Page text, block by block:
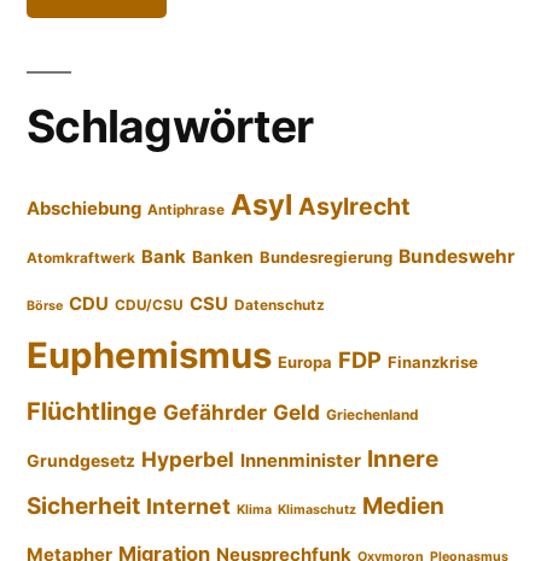
Schlagwörter
Abschiebung Antiphrase Asyl Asylrecht
Atomkraftwerk Bank Banken Bundesregierung Bundeswehr
Börse CDU CDU/CSU CSU Datenschutz
Euphemismus Europa FDP Finanzkrise
Flüchtlinge Gefährder Geld Griechenland
Grundgesetz Hyperbel Innenminister Innere
Sicherheit Internet Klima Klimaschutz Medien
Metapher Migration Neusprechfunk Oxymoron Pleonasmus